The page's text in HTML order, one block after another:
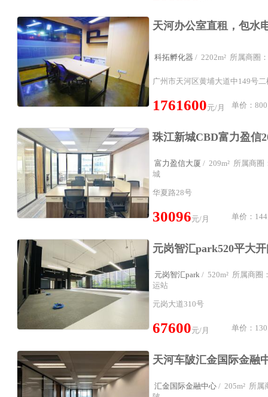
科拓孵化器 / 2202m² 所属商圈
广州市天河区黄埔大道中149号
1761600元/月 单价：800
富力盈信大厦 / 209m² 所属商圈
城
华夏路28号
30096元/月 单价：144
元岗智汇park / 520m² 所属商圈
运站
元岗大道310号
67600元/月 单价：130
汇金国际金融中心 / 205m² 所属